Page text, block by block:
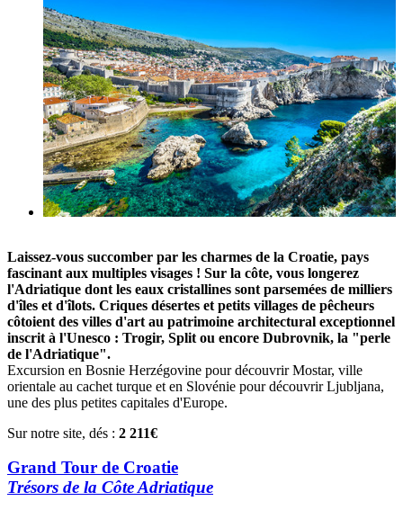
Laissez-vous succomber par les charmes de la Croatie, pays
fascinant aux multiples visages ! Sur la côte, vous longerez
l'Adriatique dont les eaux cristallines sont parsemées de milliers
d'îles et d'îlots. Criques désertes et petits villages de pêcheurs
côtoient des villes d'art au patrimoine architectural exceptionnel
inscrit à l'Unesco : Trogir, Split ou encore Dubrovnik, la "perle
de l'Adriatique".
Excursion en Bosnie Herzégovine pour découvrir Mostar, ville
orientale au cachet turque et en Slovénie pour découvrir Ljubljana,
une des plus petites capitales d'Europe.
Sur notre site, dés : 2 211€
Grand Tour de Croatie
Trésors de la Côte Adriatique